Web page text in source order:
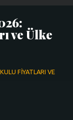
ve Ülke
FIYATLARI VE